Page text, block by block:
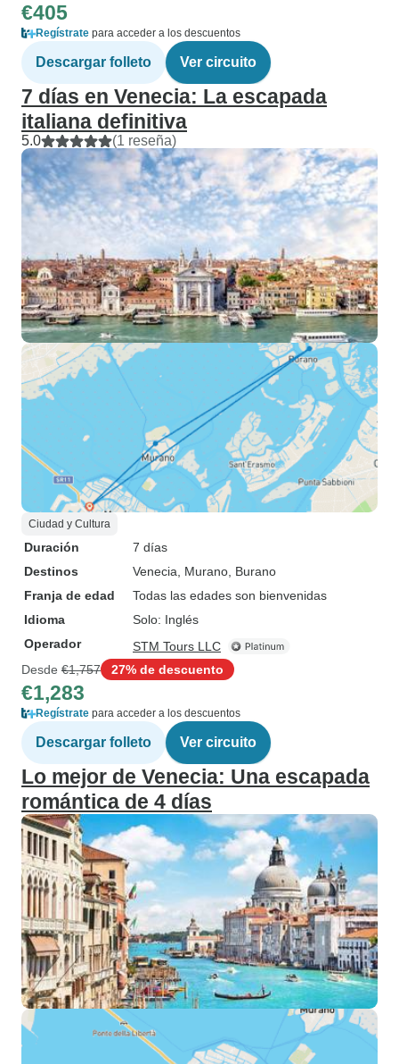
€405
Regístrate para acceder a los descuentos
Descargar folleto Ver circuito
7 días en Venecia: La escapada
italiana definitiva
5.0 (1 reseña)
Ciudad y Cultura
Duración
7 días
Destinos
Venecia , Murano , Burano
Franja de edad
Todas las edades son bienvenidas
Idioma
Solo: Inglés
Operador
STM Tours LLC
Desde €1,757 27% de descuento
€1,283
Regístrate para acceder a los descuentos
Descargar folleto Ver circuito
Lo mejor de Venecia: Una escapada
romántica de 4 días